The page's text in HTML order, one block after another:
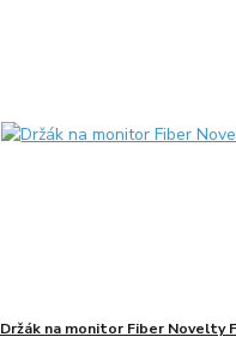
Držák na monitor Fiber Novelty